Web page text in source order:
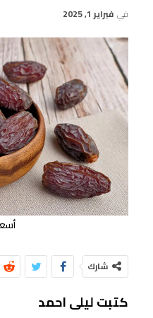
في فبراير 1, 2025
شارك
كتبت ليلى احمد